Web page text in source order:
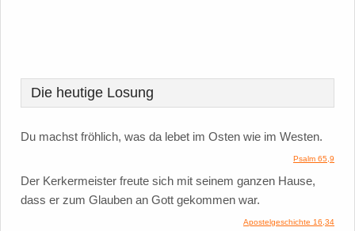
Die heutige Losung
Du machst fröhlich, was da lebet im Osten wie im Westen.
Psalm 65,9
Der Kerkermeister freute sich mit seinem ganzen Hause,
dass er zum Glauben an Gott gekommen war.
Apostelgeschichte 16,34